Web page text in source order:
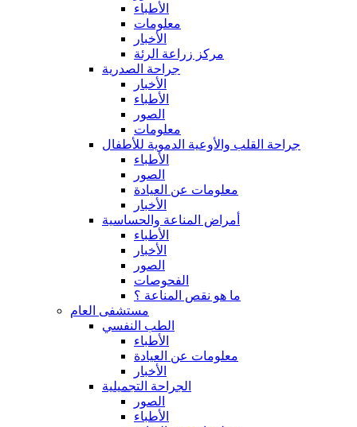
الأطباء
معلومات
الأخبار
مركز زراعة الرئة
جراحة الصدرية
الأخبار
الأطباء
الصور
معلومات
جراحة القلب والأوعية الدموية للأطفال
الأطباء
الصور
معلومات عن العيادة
الأخبار
أمراض المناعة والحساسية
الأطباء
الأخبار
الصور
الفحوصات
ما هو نقص المناعة ؟
مستشفى العام
الطب النفسي
الأطباء
معلومات عن العيادة
الأخبار
الجراحة التجميلية
الصور
الأطباء